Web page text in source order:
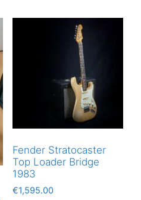
Fender Stratocaster
Top Loader Bridge
1983
€1,595.00